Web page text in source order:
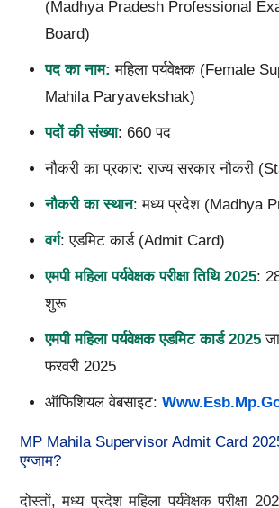
(Madhya Pradesh Professional
Board)
पद का नाम: महिला पर्यवेक्षक (Female
Mahila Paryavekshak)
पदों की संख्या: 660 पद
नौकरी का प्रकार: राज्य सरकार नौकरी
नौकरी का स्थान: मध्य प्रदेश (Madhya
वर्ग: एडमिट कार्ड (Admit Card)
एमपी महिला पर्यवेक्षक परीक्षा तिथि 2025:
शुरू
एमपी महिला पर्यवेक्षक एडमिट कार्ड 2025
फरवरी 2025
ऑफिशियल वेबसाइट:
MP Mahila Supervisor Admit Card
एग्जाम?
दोस्तों, मध्य प्रदेश महिला पर्यवेक्षक परीक्षा